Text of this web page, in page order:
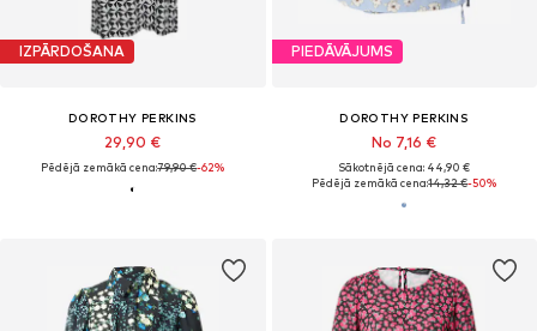
IZPĀRDOŠANA
DOROTHY PERKINS
29,90 €
Pēdējā zemākā cena:79,90 €-62%
PIEDĀVĀJUMS
DOROTHY PERKINS
No 7,16 €
Sākotnējā cena: 44,90 €
Pēdējā zemākā cena:14,32 €-50%